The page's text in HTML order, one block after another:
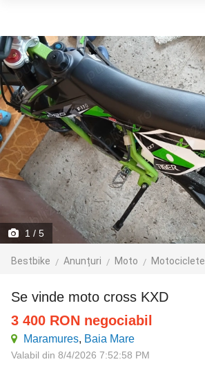
1 / 5
Bestbike Anunțuri Moto Motociclete
Se vinde moto cross KXD
3 400 RON negociabil
Maramures, Baia Mare
Valabil din 8/4/2026 7:52:58 PM